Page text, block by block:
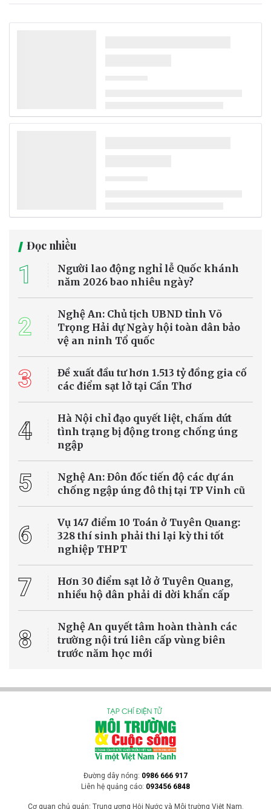
Đọc nhiều
1
Người lao động nghỉ lễ Quốc khánh
năm 2026 bao nhiêu ngày?
2
Nghệ An: Chủ tịch UBND tỉnh Võ
Trọng Hải dự Ngày hội toàn dân bảo
vệ an ninh Tổ quốc
3
Đề xuất đầu tư hơn 1.513 tỷ đồng gia cố
các điểm sạt lở tại Cần Thơ
4
Hà Nội chỉ đạo quyết liệt, chấm dứt
tình trạng bị động trong chống úng
ngập
5
Nghệ An: Đôn đốc tiến độ các dự án
chống ngập úng đô thị tại TP Vinh cũ
6
Vụ 147 điểm 10 Toán ở Tuyên Quang:
328 thí sinh phải thi lại kỳ thi tốt
nghiệp THPT
7
Hơn 30 điểm sạt lở ở Tuyên Quang,
nhiều hộ dân phải di dời khẩn cấp
8
Nghệ An quyết tâm hoàn thành các
trường nội trú liên cấp vùng biên
trước năm học mới
Đường dây nóng: 0986 666 917
Liên hệ quảng cáo: 093456 6848
Cơ quan chủ quản: Trung ương Hội Nước và Môi trường Việt Nam.